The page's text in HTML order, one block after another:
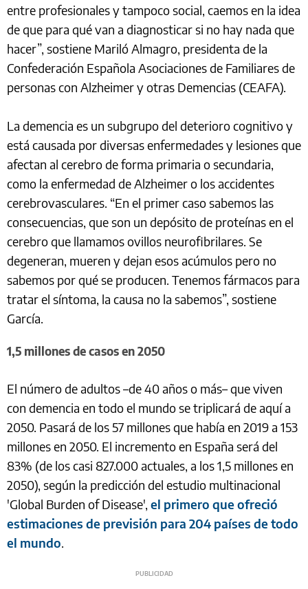
entre profesionales y tampoco social, caemos en la idea
de que para qué van a diagnosticar si no hay nada que
hacer”, sostiene Mariló Almagro, presidenta de la
Confederación Española Asociaciones de Familiares de
personas con Alzheimer y otras Demencias (CEAFA).
La demencia es un subgrupo del deterioro cognitivo y
está causada por diversas enfermedades y lesiones que
afectan al cerebro de forma primaria o secundaria,
como la enfermedad de Alzheimer o los accidentes
cerebrovasculares. “En el primer caso sabemos las
consecuencias, que son un depósito de proteínas en el
cerebro que llamamos ovillos neurofibrilares. Se
degeneran, mueren y dejan esos acúmulos pero no
sabemos por qué se producen. Tenemos fármacos para
tratar el síntoma, la causa no la sabemos”, sostiene
García.
1,5 millones de casos en 2050
El número de adultos –de 40 años o más– que viven
con demencia en todo el mundo se triplicará de aquí a
2050. Pasará de los 57 millones que había en 2019 a 153
millones en 2050. El incremento en España será del
83% (de los casi 827.000 actuales, a los 1,5 millones en
2050), según la predicción del estudio multinacional
'Global Burden of Disease', el primero que ofreció
estimaciones de previsión para 204 países de todo
el mundo.